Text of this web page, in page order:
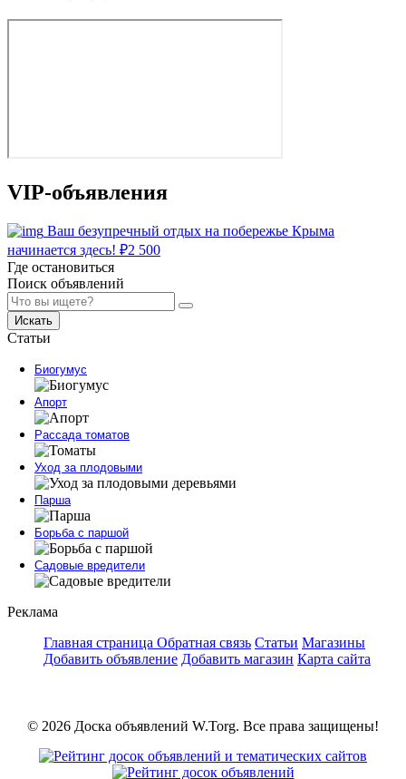
VIP-объявления
Ваш безупречный отдых на побережье Крыма
начинается здесь! ₽2 500
Где остановиться
Поиск объявлений
Искать
Статьи
Биогумус
Апорт
Рассада томатов
Уход за плодовыми
Парша
Борьба с паршой
Садовые вредители
Реклама
Главная страница Обратная связь Статьи Магазины
Добавить объявление Добавить магазин Карта сайта
© 2026 Доска объявлений W.Torg. Все права защищены!